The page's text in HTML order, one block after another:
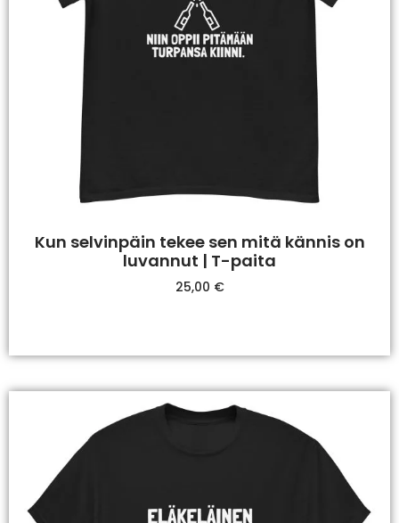
Kun selvinpäin tekee sen mitä kännis on
luvannut | T-paita
25,00 €